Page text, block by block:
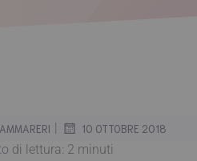
| 10 OTTOBRE 2018
di lettura: 2 minuti